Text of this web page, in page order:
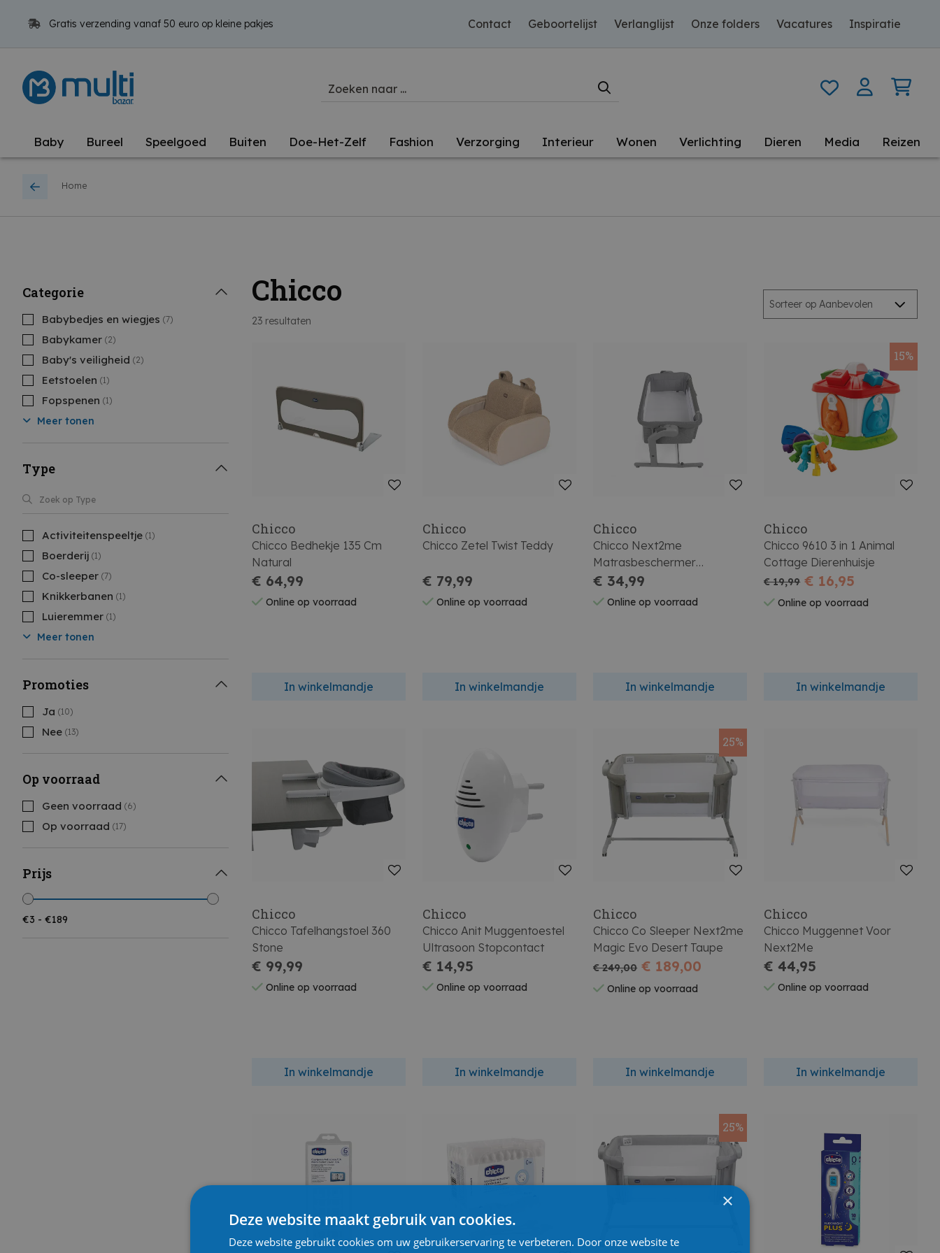
Gratis verzending vanaf 50 euro op kleine pakjes Contact Geboortelijst Verlanglijst Onze folders Vacatures Inspiratie
Baby Bureel Speelgoed Buiten Doe-Het-Zelf Fashion Verzorging Interieur Wonen Verlichting Dieren Media Reizen
Home
Categorie
Babybedjes en wiegjes (7)
Babykamer (2)
Baby's veiligheid (2)
Eetstoelen (1)
Fopspenen (1)
Meer tonen
Type
Activiteitenspeeltje (1)
Boerderij (1)
Co-sleeper (7)
Knikkerbanen (1)
Luieremmer (1)
Meer tonen
Promoties
Ja (10)
Nee (13)
Op voorraad
Geen voorraad (6)
Op voorraad (17)
Prijs
Chicco
23 resultaten
Chicco
Chicco Bedhekje 135 Cm
Natural
€ 64,99
Online op voorraad
In winkelmandje
Chicco
Chicco Zetel Twist Teddy
€ 79,99
Online op voorraad
In winkelmandje
Chicco
Chicco Next2me
Matrasbeschermer
Topmatras 50x83 Night
Breeze
€ 34,99
Online op voorraad
In winkelmandje
15%
Chicco
Chicco 9610 3 in 1 Animal
Cottage Dierenhuisje
€ 19,99 € 16,95
Online op voorraad
In winkelmandje
Chicco
Chicco Tafelhangstoel 360
Stone
€ 99,99
Online op voorraad
In winkelmandje
Chicco
Chicco Anit Muggentoestel
Ultrasoon Stopcontact
€ 14,95
Online op voorraad
In winkelmandje
25%
Chicco
Chicco Co Sleeper Next2me
Magic Evo Desert Taupe
€ 249,00 € 189,00
Online op voorraad
In winkelmandje
Chicco
Chicco Muggennet Voor
Next2Me
€ 44,95
Online op voorraad
In winkelmandje
25%
×
Deze website maakt gebruik van cookies.
Deze website gebruikt cookies om uw gebruikerservaring te verbeteren. Door onze website te